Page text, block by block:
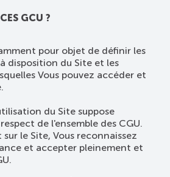
GCU ?
pour objet de définir les
disposition du Site et les
Vous pouvez accéder et
du Site suppose
de l'ensemble des CGU.
le Site, Vous reconnaissez
et accepter pleinement et